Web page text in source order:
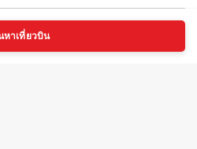
หาเที่ยวบิน